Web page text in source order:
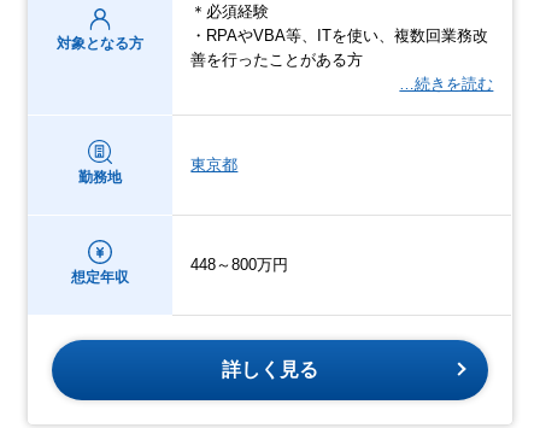
対象となる方
＊必須経験
・RPAやVBA等、ITを使い、複数回業務改
善を行ったことがある方
…続きを読む
勤務地
東京都
想定年収
448～800万円
詳しく見る